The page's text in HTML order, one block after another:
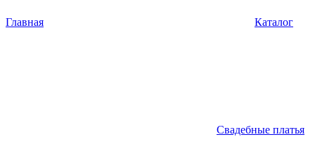
Главная Каталог
Свадебные платья